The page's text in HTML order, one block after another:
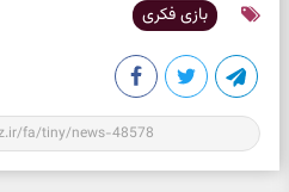
بازی فکری